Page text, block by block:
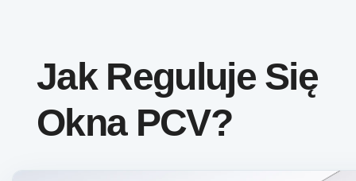
Jak Reguluje Się
Okna PCV?